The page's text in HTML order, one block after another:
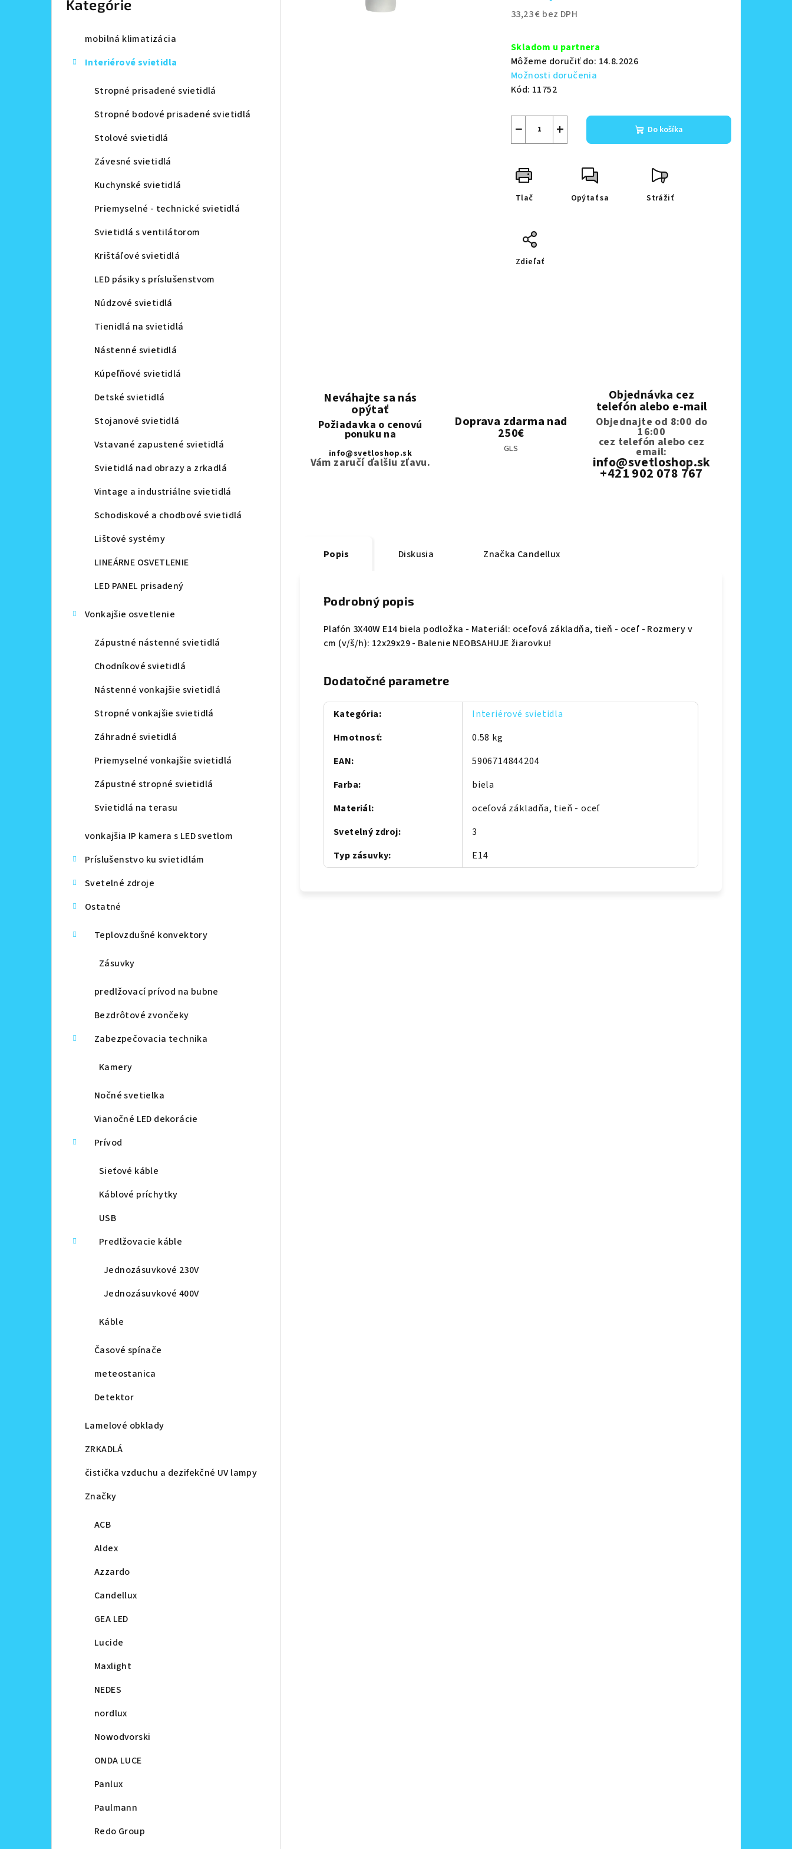
Kategórie
mobilná klimatizácia
Interiérové svietidla
Stropné prisadené svietidlá
Stropné bodové prisadené svietidlá
Stolové svietidlá
Závesné svietidlá
Kuchynské svietidlá
Priemyselné - technické svietidlá
Svietidlá s ventilátorom
Krištáľové svietidlá
LED pásiky s príslušenstvom
Núdzové svietidlá
Tienidlá na svietidlá
Nástenné svietidlá
Kúpeľňové svietidlá
Detské svietidlá
Stojanové svietidlá
Vstavané zapustené svietidlá
Svietidlá nad obrazy a zrkadlá
Vintage a industriálne svietidlá
Schodiskové a chodbové svietidlá
Lištové systémy
LINEÁRNE OSVETLENIE
LED PANEL prisadený
Vonkajšie osvetlenie
Zápustné nástenné svietidlá
Chodníkové svietidlá
Nástenné vonkajšie svietidlá
Stropné vonkajšie svietidlá
Záhradné svietidlá
Priemyselné vonkajšie svietidlá
Zápustné stropné svietidlá
Svietidlá na terasu
vonkajšia IP kamera s LED svetlom
Príslušenstvo ku svietidlám
Svetelné zdroje
Ostatné
Teplovzdušné konvektory
Zásuvky
predlžovací prívod na bubne
Bezdrôtové zvončeky
Zabezpečovacia technika
Kamery
Nočné svetielka
Vianočné LED dekorácie
Prívod
Sieťové káble
Káblové príchytky
USB
Predlžovacie káble
Jednozásuvkové 230V
Jednozásuvkové 400V
Káble
Časové spínače
meteostanica
Detektor
Lamelové obklady
ZRKADLÁ
čistička vzduchu a dezifekčné UV lampy
Značky
ACB
Aldex
Azzardo
Candellux
GEA LED
Lucide
Maxlight
NEDES
nordlux
Nowodvorski
ONDA LUCE
Panlux
Paulmann
Redo Group
z
33,23 € bez DPH
cena:
Skladom u partnera
Môžeme doručiť do: 14.8.2026
Možnosti doručenia
Kód: 11752
+
− Do košíka
Tlač Opýtať sa Strážiť
Zdieľať
Neváhajte sa nás
opýtať
Požiadavka o cenovú
ponuku na
info@svetloshop.sk
Vám zaručí ďalšiu zľavu.
Doprava zdarma nad
250€
GLS
Objednávka cez
telefón alebo e-mail
Objednajte od 8:00 do
16:00
cez telefón alebo cez
email:
info@svetloshop.sk
+421 902 078 767
Popis Diskusia Značka Candellux
Podrobný popis
Plafón 3X40W E14 biela podložka - Materiál: oceľová základňa, tieň - oceľ - Rozmery v
cm (v/š/h): 12x29x29 - Balenie NEOBSAHUJE žiarovku!
Dodatočné parametre
Kategória:
Interiérové svietidla
Hmotnosť:
0.58 kg
EAN:
5906714844204
Farba:
biela
Materiál:
oceľová základňa, tieň - oceľ
Svetelný zdroj:
3
Typ zásuvky: E14